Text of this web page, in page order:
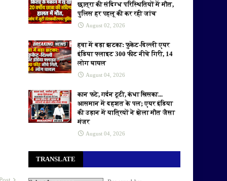
छात्रा की संदिग्ध परिस्थितियों में मौत,
पुलिस हर पहलू की कर रही जांच
August 02, 2026
हवा में बड़ा झटका: फुकेट-दिल्ली एयर
इंडिया फ्लाइट 300 फीट नीचे गिरी, 14
लोग घायल
August 04, 2026
कान फटे, गर्दन टूटी, कंधा खिसका...
आसमान में दहशत के पल; एयर इंडिया
की उड़ान में यात्रियों ने झेला मौत जैसा
मंजर
August 04, 2026
TRANSLATE